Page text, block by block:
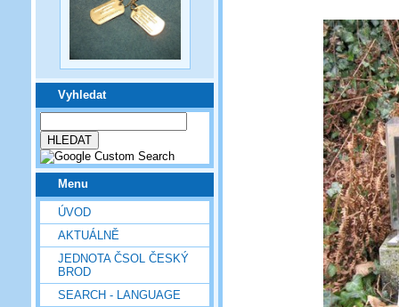
Vyhledat
Menu
ÚVOD
AKTUÁLNĚ
JEDNOTA ČSOL ČESKÝ
BROD
SEARCH - LANGUAGE